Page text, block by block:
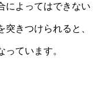
によってはできない
きつけられると、
ています。